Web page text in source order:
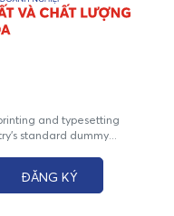
and typesetting
standard dummy...